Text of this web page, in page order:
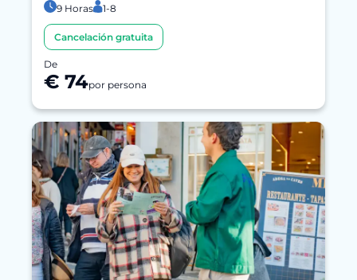
9 Horas 1-8
Cancelación gratuita
De
€ 74por persona